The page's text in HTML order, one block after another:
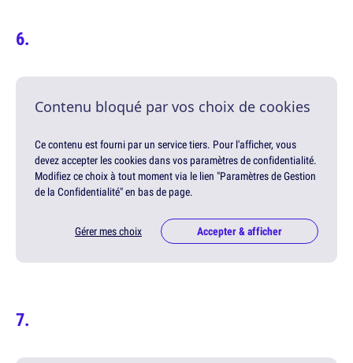
Contenu bloqué par vos choix de cookies
Ce contenu est fourni par un service tiers. Pour l'afficher, vous
devez accepter les cookies dans vos paramètres de confidentialité.
Modifiez ce choix à tout moment via le lien "Paramètres de Gestion
de la Confidentialité" en bas de page.
Gérer mes choix Accepter & afficher